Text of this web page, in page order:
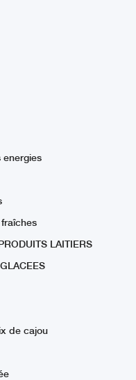
energies
LAITIERS
de cajou